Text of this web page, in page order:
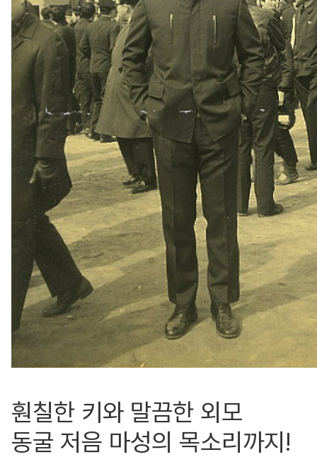
훤칠한 키와 말끔한 외모
동굴 저음 마성의 목소리까지!